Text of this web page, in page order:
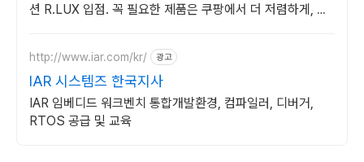
션 R.LUX 입점. 꼭 필요한 제품은 쿠팡에서 더 저렴하게, 로
http://www.iar.com/kr/ 광고
IAR 시스템즈 한국지사
IAR 임베디드 워크벤치 통합개발환경, 컴파일러, 디버거,
RTOS 공급 및 교육